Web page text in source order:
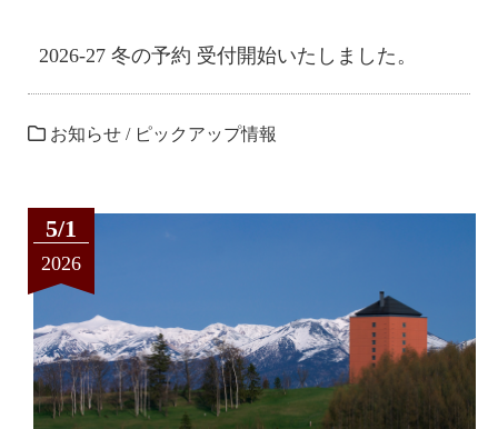
2026-27 冬の予約 受付開始いたしました。
お知らせ / ピックアップ情報
5/1
2026